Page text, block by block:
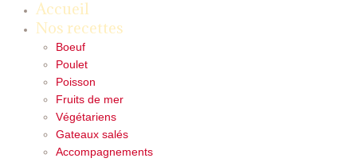
Accueil
Nos recettes
Boeuf
Poulet
Poisson
Fruits de mer
Végétariens
Gateaux salés
Accompagnements